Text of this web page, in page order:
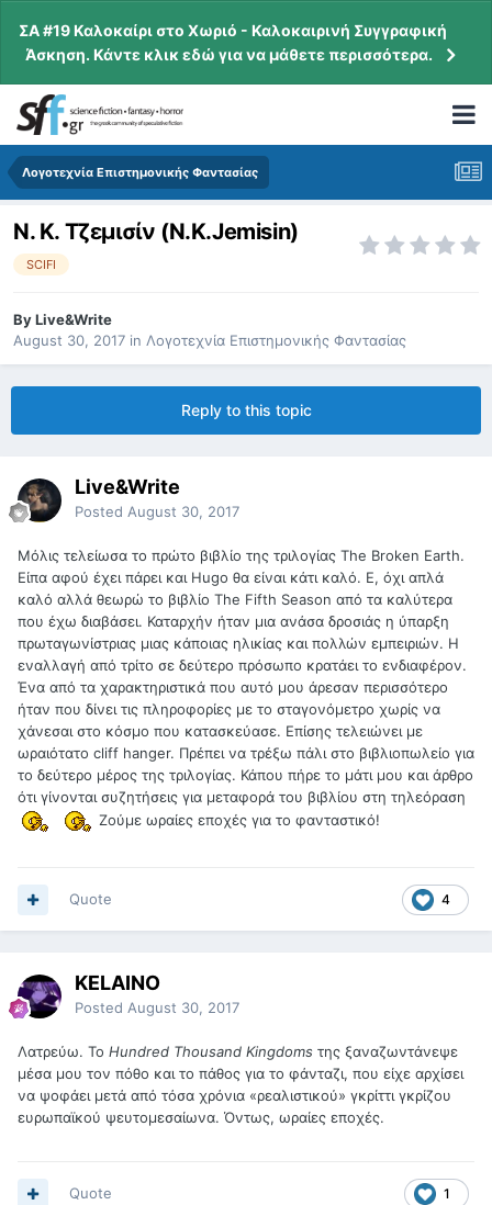
ΣΑ #19 Καλοκαίρι στο Χωριό - Καλοκαιρινή Συγγραφική
Άσκηση. Κάντε κλικ εδώ για να μάθετε περισσότερα.
Λογοτεχνία Επιστημονικής Φαντασίας
Ν. Κ. Τζεμισίν (N.K.Jemisin)
SCIFI
ByLive&Write
August 30, 2017 in Λογοτεχνία Επιστημονικής Φαντασίας
Reply to this topic
Live&Write
Posted August 30, 2017
Μόλις τελείωσα το πρώτο βιβλίο της τριλογίας The Broken Earth.
Είπα αφού έχει πάρει και Hugo θα είναι κάτι καλό. Ε, όχι απλά
καλό αλλά θεωρώ το βιβλίο The Fifth Season από τα καλύτερα
που έχω διαβάσει. Καταρχήν ήταν μια ανάσα δροσιάς η ύπαρξη
πρωταγωνίστριας μιας κάποιας ηλικίας και πολλών εμπειριών. Η
εναλλαγή από τρίτο σε δεύτερο πρόσωπο κρατάει το ενδιαφέρον.
Ένα από τα χαρακτηριστικά που αυτό μου άρεσαν περισσότερο
ήταν που δίνει τις πληροφορίες με το σταγονόμετρο χωρίς να
χάνεσαι στο κόσμο που κατασκεύασε. Επίσης τελειώνει με
ωραιότατο cliff hanger. Πρέπει να τρέξω πάλι στο βιβλιοπωλείο για
το δεύτερο μέρος της τριλογίας. Κάπου πήρε το μάτι μου και άρθρο
ότι γίνονται συζητήσεις για μεταφορά του βιβλίου στη τηλεόραση
Ζούμε ωραίες εποχές για το φανταστικό!
4
Quote
KELAINO
Posted August 30, 2017
Λατρεύω. Το Hundred Thousand Kingdoms της ξαναζωντάνεψε
μέσα μου τον πόθο και το πάθος για το φάνταζι, που είχε αρχίσει
να ψοφάει μετά από τόσα χρόνια «ρεαλιστικού» γκρίττι γκρίζου
ευρωπαϊκού ψευτομεσαίωνα. Όντως, ωραίες εποχές.
1
Quote